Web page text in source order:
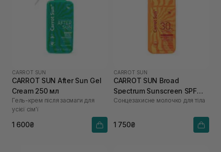
CARROT SUN
CARROT SUN After Sun Gel
Cream 250 мл
Гель-крем після засмаги для
усієї сім'ї
1 600₴
CARROT SUN
CARROT SUN Broad
Spectrum Sunscreen SPF
30+ 130 мл
Сонцезахисне молочко для тіла
1 750₴